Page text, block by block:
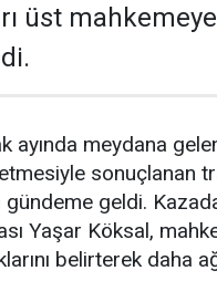
üst mahkemeye
ayında meydana
sonuçlanan
geldi.
Yaşar Köksal,
belirterek daha